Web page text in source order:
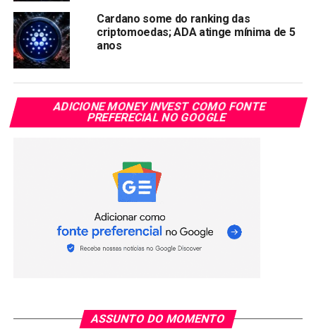
O preço de ADA no momento em que escrevemos é
US$ 1,03.
Compartilhar:
Copy
Link
WhatsApp
Twitter
Facebook
Reddit
Email
Previsão de Preço do Dogecoin e FXGuys para
Dogecoin pode dobrar até 2024, PropiChain
promete 55.405% de retorno
Cardano some do ranking das
criptomoedas; ADA atinge mínima de 5
anos
ADICIONE MONEY INVEST COMO FONTE
PREFERECIAL NO GOOGLE
ASSUNTO DO MOMENTO